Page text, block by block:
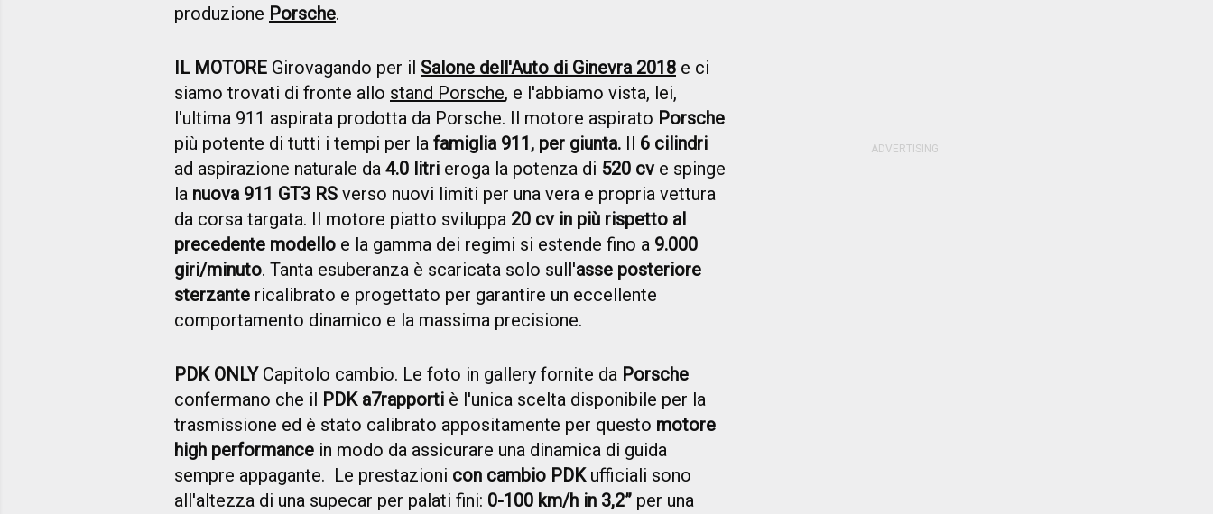
produzione Porsche.
IL MOTORE Girovagando per il Salone dell'Auto di Ginevra 2018 e ci
siamo trovati di fronte allo stand Porsche, e l'abbiamo vista, lei,
l'ultima 911 aspirata prodotta da Porsche. Il motore aspirato Porsche
più potente di tutti i tempi per la famiglia 911, per giunta. Il 6 cilindri
ad aspirazione naturale da 4.0 litri eroga la potenza di 520 cve spinge
la nuova 911 GT3 RS verso nuovi limiti per una vera e propria vettura
da corsa targata. Il motore piatto sviluppa 20 cv in più rispetto al
precedente modello e la gamma dei regimi si estende fino a 9.000
giri/minuto. Tanta esuberanza è scaricata solo sull'asse posteriore
sterzante ricalibrato e progettato per garantire un eccellente
comportamento dinamico e la massima precisione.
PDK ONLYCapitolo cambio. Le foto in gallery fornite da Porsche
confermano che il PDK a7rapporti è l'unica scelta disponibile per la
trasmissione ed è stato calibrato appositamente per questo motore
high performance in modo da assicurare una dinamica di guida
sempre appagante. Le prestazioni con cambio PDKufficiali sono
all'altezza di una supecar per palati fini: 0-100 km/h in 3,2” per una